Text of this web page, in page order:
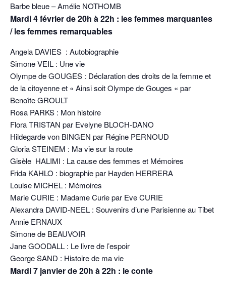
Barbe bleue – Amélie NOTHOMB
Mardi 4 février de 20h à 22h : les femmes marquantes
/ les femmes remarquables
Angela DAVIES : Autobiographie
Simone VEIL : Une vie
Olympe de GOUGES : Déclaration des droits de la femme et
de la citoyenne et « Ainsi soit Olympe de Gouges « par
Benoîte GROULT
Rosa PARKS : Mon histoire
Flora TRISTAN par Evelyne BLOCH-DANO
Hildegarde von BINGEN par Régine PERNOUD
Gloria STEINEM : Ma vie sur la route
Gisèle HALIMI : La cause des femmes et Mémoires
Frida KAHLO : biographie par Hayden HERRERA
Louise MICHEL : Mémoires
Marie CURIE : Madame Curie par Eve CURIE
Alexandra DAVID-NEEL : Souvenirs d’une Parisienne au Tibet
Annie ERNAUX
Simone de BEAUVOIR
Jane GOODALL : Le livre de l’espoir
George SAND : Histoire de ma vie
Mardi 7 janvier de 20h à 22h : le conte